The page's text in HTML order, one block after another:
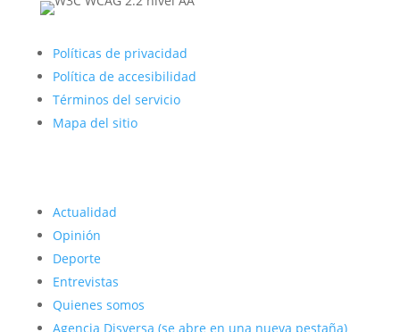
Políticas de privacidad
Política de accesibilidad
Términos del servicio
Mapa del sitio
Actualidad
Opinión
Deporte
Entrevistas
Quienes somos
Agencia Disversa (se abre en una nueva pestaña)